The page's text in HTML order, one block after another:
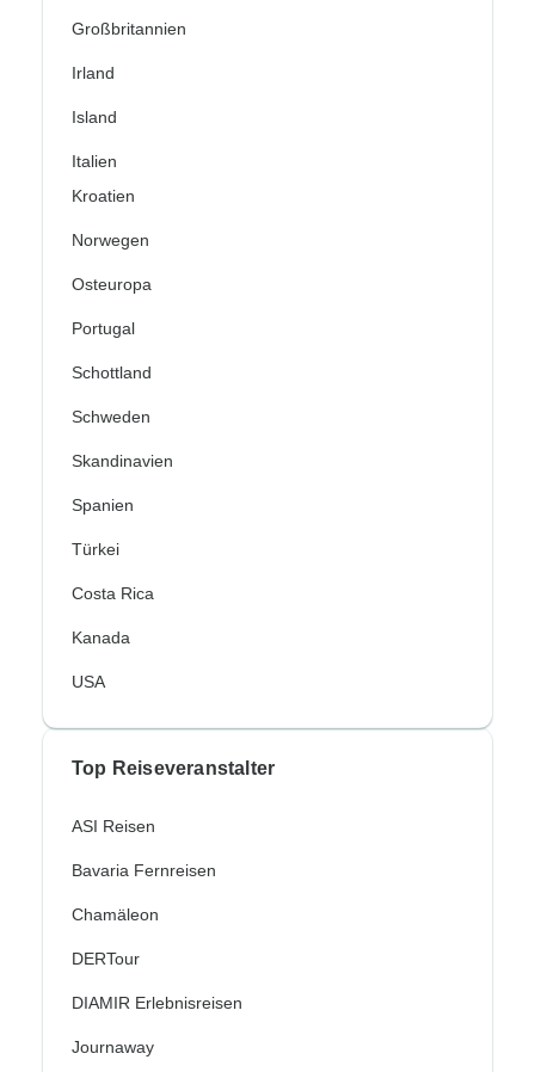
Großbritannien
Irland
Island
Italien
Kroatien
Norwegen
Osteuropa
Portugal
Schottland
Schweden
Skandinavien
Spanien
Türkei
Costa Rica
Kanada
USA
Top Reiseveranstalter
ASI Reisen
Bavaria Fernreisen
Chamäleon
DERTour
DIAMIR Erlebnisreisen
Journaway